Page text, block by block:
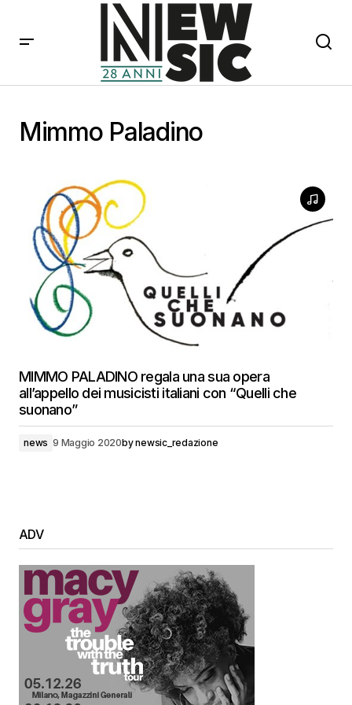
Mimmo Paladino
MIMMO PALADINO regala una sua opera
all’appello dei musicisti italiani con “Quelli che
suonano”
news 9 Maggio 2020bynewsic_redazione
ADV